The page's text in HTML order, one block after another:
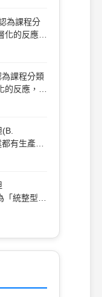
為課程分
的反應，
課程分類
反應，請
加(D)維持
有生產與
本，再從
定的研究
哪一項規
統整型」
的敘述何
階級的界限